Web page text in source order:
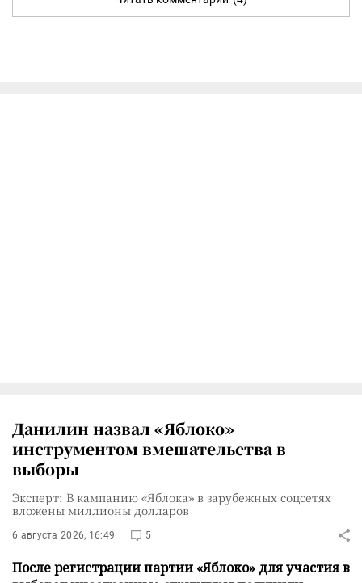
Данилин назвал «Яблоко»
инструментом вмешательства в
выборы
Эксперт: В кампанию «Яблока» в зарубежных соцсетях
вложены миллионы долларов
6 августа 2026, 16:49 5
После регистрации партии «Яблоко» для участия в